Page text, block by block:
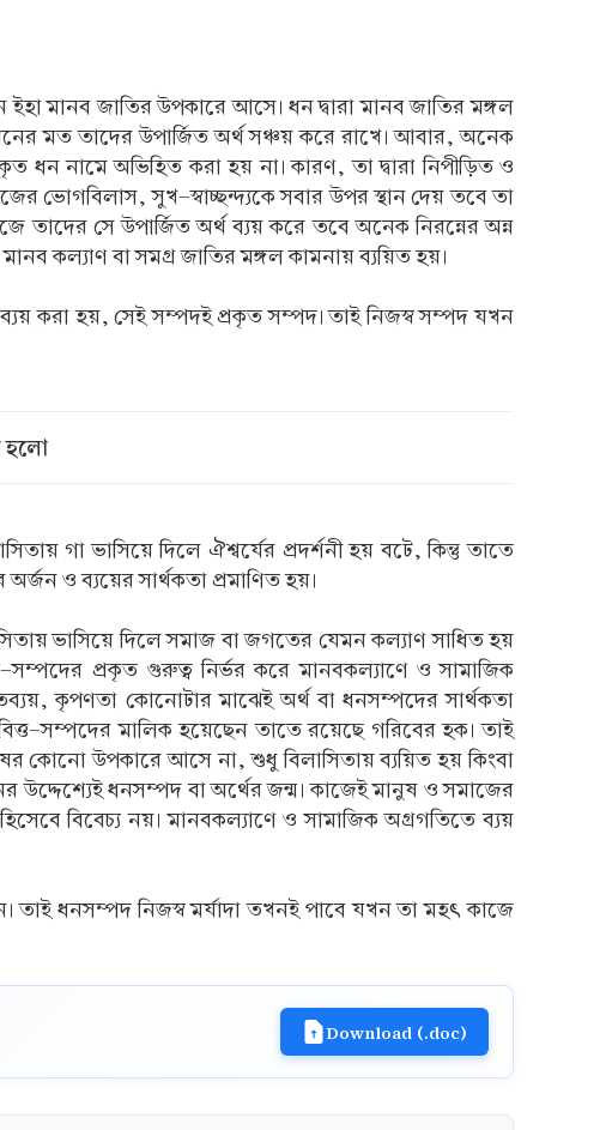
ইহা মানব জাতির উপকারে আসে। ধন দ্বারা মানব জাতির মঙ্গল
মত তাদের উপার্জিত অর্থ সঞ্চয় করে রাখে। আবার, অনেক
ধন নামে অভিহিত করা হয় না। কারণ, তা দ্বারা নিপীড়িত ও
ভোগবিলাস, সুখ-স্বাচ্ছন্দ্যকে সবার উপর স্থান দেয় তবে তা
তাদের সে উপার্জিত অর্থ ব্যয় করে তবে অনেক নিরন্নের অন্ন
কল্যাণ বা সমগ্র জাতির মঙ্গল কামনায় ব্যয়িত হয়।
করা হয়, সেই সম্পদই প্রকৃত সম্পদ। তাই নিজস্ব সম্পদ যখন
হলো
গা ভাসিয়ে দিলে ঐশ্বর্যের প্রদর্শনী হয় বটে, কিন্তু তাতে
ও ব্যয়ের সার্থকতা প্রমাণিত হয়।
ভাসিয়ে দিলে সমাজ বা জগতের যেমন কল্যাণ সাধিত হয়
প্রকৃত গুরুত্ব নির্ভর করে মানবকল্যাণে ও সামাজিক
কৃপণতা কোনোটার মাঝেই অর্থ বা ধনসম্পদের সার্থকতা
সম্পদের মালিক হয়েছেন তাতে রয়েছে গরিবের হক। তাই
কোনো উপকারে আসে না, শুধু বিলাসিতায় ব্যয়িত হয় কিংবা
উদ্দেশ্যেই ধনসম্পদ বা অর্থের জন্ম। কাজেই মানুষ ও সমাজের
বিবেচ্য নয়। মানবকল্যাণে ও সামাজিক অগ্রগতিতে ব্যয়
তাই ধনসম্পদ নিজস্ব মর্যাদা তখনই পাবে যখন তা মহৎ কাজে
Download (.doc)